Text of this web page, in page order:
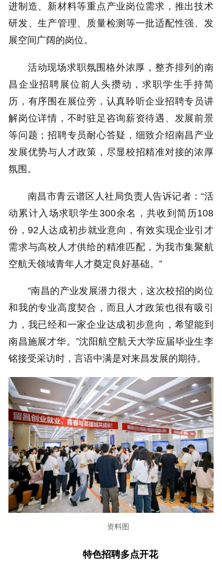
进制造、新材料等重点产业岗位需求，推出技术
研发、生产管理、质量检测等一批适配性强、发
展空间广阔的岗位。
活动现场求职氛围格外浓厚，整齐排列的南
昌企业招聘展位前人头攒动，求职学生手持简
历，有序围在展位旁，认真聆听企业招聘专员讲
解岗位详情，不时驻足咨询薪资待遇、发展前景
等问题；招聘专员耐心答疑，细致介绍南昌产业
发展优势与人才政策，尽显校招精准对接的浓厚
氛围。
南昌市青云谱区人社局负责人告诉记者：“活
动累计入场求职学生300余名，共收到简历108
份，92人达成初步就业意向，有效实现企业引才
需求与高校人才供给的精准匹配，为我市集聚航
空航天领域青年人才奠定良好基础。”
“南昌的产业发展潜力很大，这次校招的岗位
和我的专业高度契合，而且人才政策也很有吸引
力，我已经和一家企业达成初步意向，希望能到
南昌施展才华。”沈阳航空航天大学应届毕业生李
铭接受采访时，言语中满是对来昌发展的期待。
资料图
特色招聘多点开花